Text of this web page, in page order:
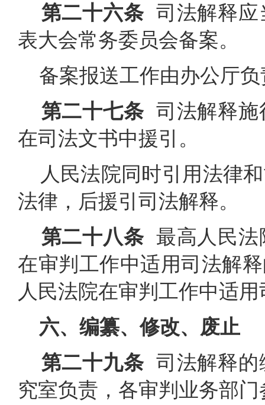
第二十六条 司法解释
表大会常务委员会备案。
备案报送工作由办公厅负
第二十七条司法解释施
在司法文书中援引。
人民法院同时引用法律
法律，后援引司法解释。
第二十八条最高人民法
在审判工作中适用司法解
人民法院在审判工作中适
六、编纂、修改、废止
第二十九条司法解释的
究室负责，各审判业务部门